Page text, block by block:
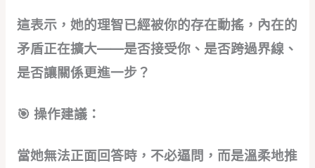
這表示，她的理智已經被你的存在動搖，內在的
矛盾正在擴大——是否接受你、是否跨過界線、
是否讓關係更進一步？
🎯 操作建議：
當她無法正面回答時，不必逼問，而是溫柔地推